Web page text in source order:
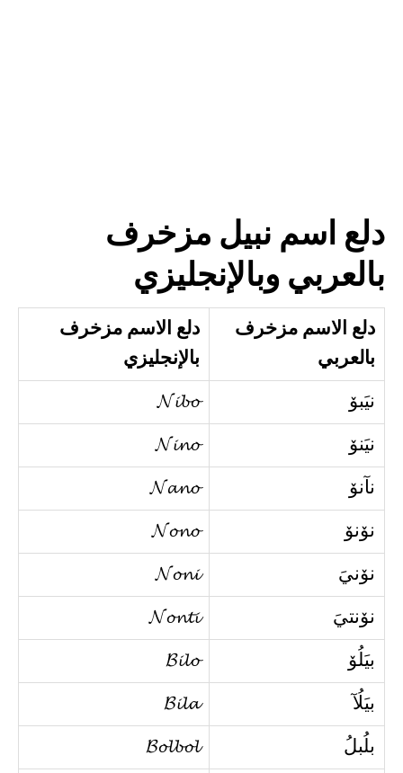
دلع اسم نبيل مزخرف
بالعربي وبالإنجليزي
دلع الاسم مزخرف
بالعربي
دلع الاسم مزخرف
بالإنجليزي
نيَبۆ 𝓝𝓲𝓫𝓸
نيَنۆ 𝓝𝓲𝓷𝓸
نآنۆ 𝓝𝓪𝓷𝓸
نۆنۆ 𝓝𝓸𝓷𝓸
نۆنيَ 𝓝𝓸𝓷𝓲
نۆنتيَ 𝓝𝓸𝓷𝓽𝓲
بيَلُۆ 𝓑𝓲𝓵𝓸
بيَلُآ 𝓑𝓲𝓵𝓪
بلُبلُ 𝓑𝓸𝓵𝓫𝓸𝓵